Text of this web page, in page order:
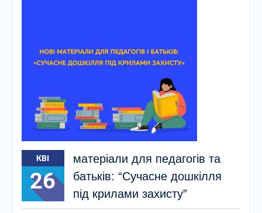
КВІ
26
матеріали для педагогів та
батьків: “Сучасне дошкілля
під крилами захисту”